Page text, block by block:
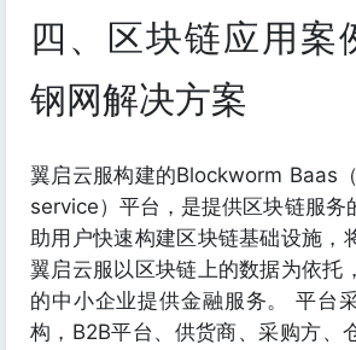
四、区块链应用案
钢网解决方案
翼启云服构建的Blockworm Baas
service）平台，是提供区块链服务
助用户快速构建区块链基础设施，
翼启云服以区块链上的数据为依托
的中小企业提供金融服务。 平台
构，B2B平台、供货商、采购方、